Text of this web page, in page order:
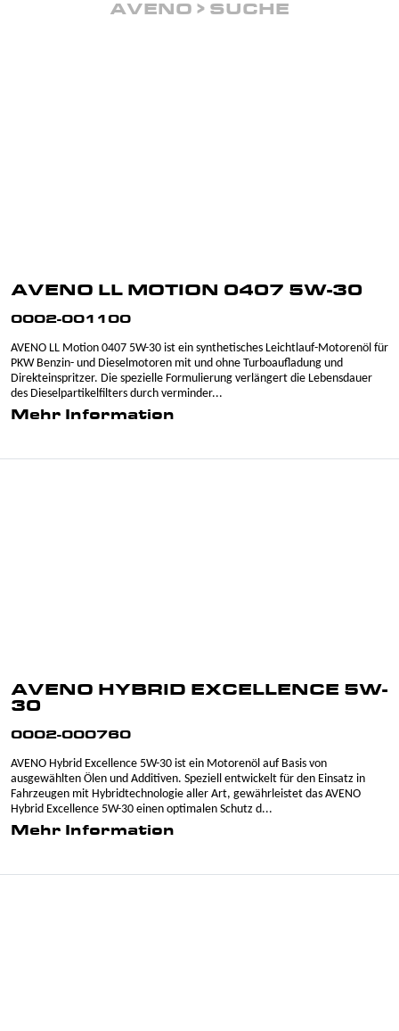
AVENO SUCHE
AVENO LL MOTION 0407 5W-30
0002-001100
AVENO LL Motion 0407 5W-30 ist ein synthetisches Leichtlauf-Motorenöl für
PKW Benzin- und Dieselmotoren mit und ohne Turboaufladung und
Direkteinspritzer. Die spezielle Formulierung verlängert die Lebensdauer
des Dieselpartikelfilters durch verminder...
Mehr Information
AVENO HYBRID EXCELLENCE 5W-
30
0002-000760
AVENO Hybrid Excellence 5W-30 ist ein Motorenöl auf Basis von
ausgewählten Ölen und Additiven. Speziell entwickelt für den Einsatz in
Fahrzeugen mit Hybridtechnologie aller Art, gewährleistet das AVENO
Hybrid Excellence 5W-30 einen optimalen Schutz d...
Mehr Information